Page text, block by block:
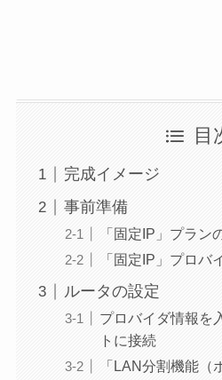
目
完成イメージ
事前準備
「固定IP」プラン
「固定IP」プロバ
ルータの設定
プロバイダ情報を
トに接続
「LAN分割機能